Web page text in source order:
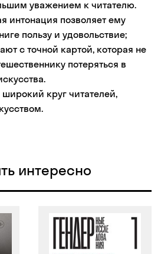
уважением к читателю.
интонация позволяет ему
пользу и удовольствие;
с точной картой, которая не
потеряться в
круг читателей,
интересно